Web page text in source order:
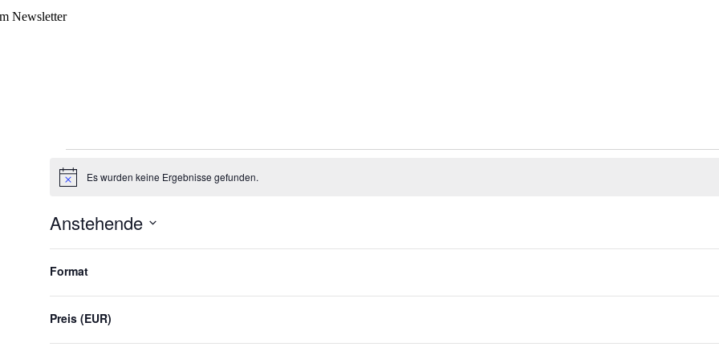
Newsletter
HinweisEs wurden keine Ergebnisse gefunden.
Ändern
Formular-
Eingabefelder
wird
die
Format
Preis (EUR)
Anstehende
Kalender abonnieren